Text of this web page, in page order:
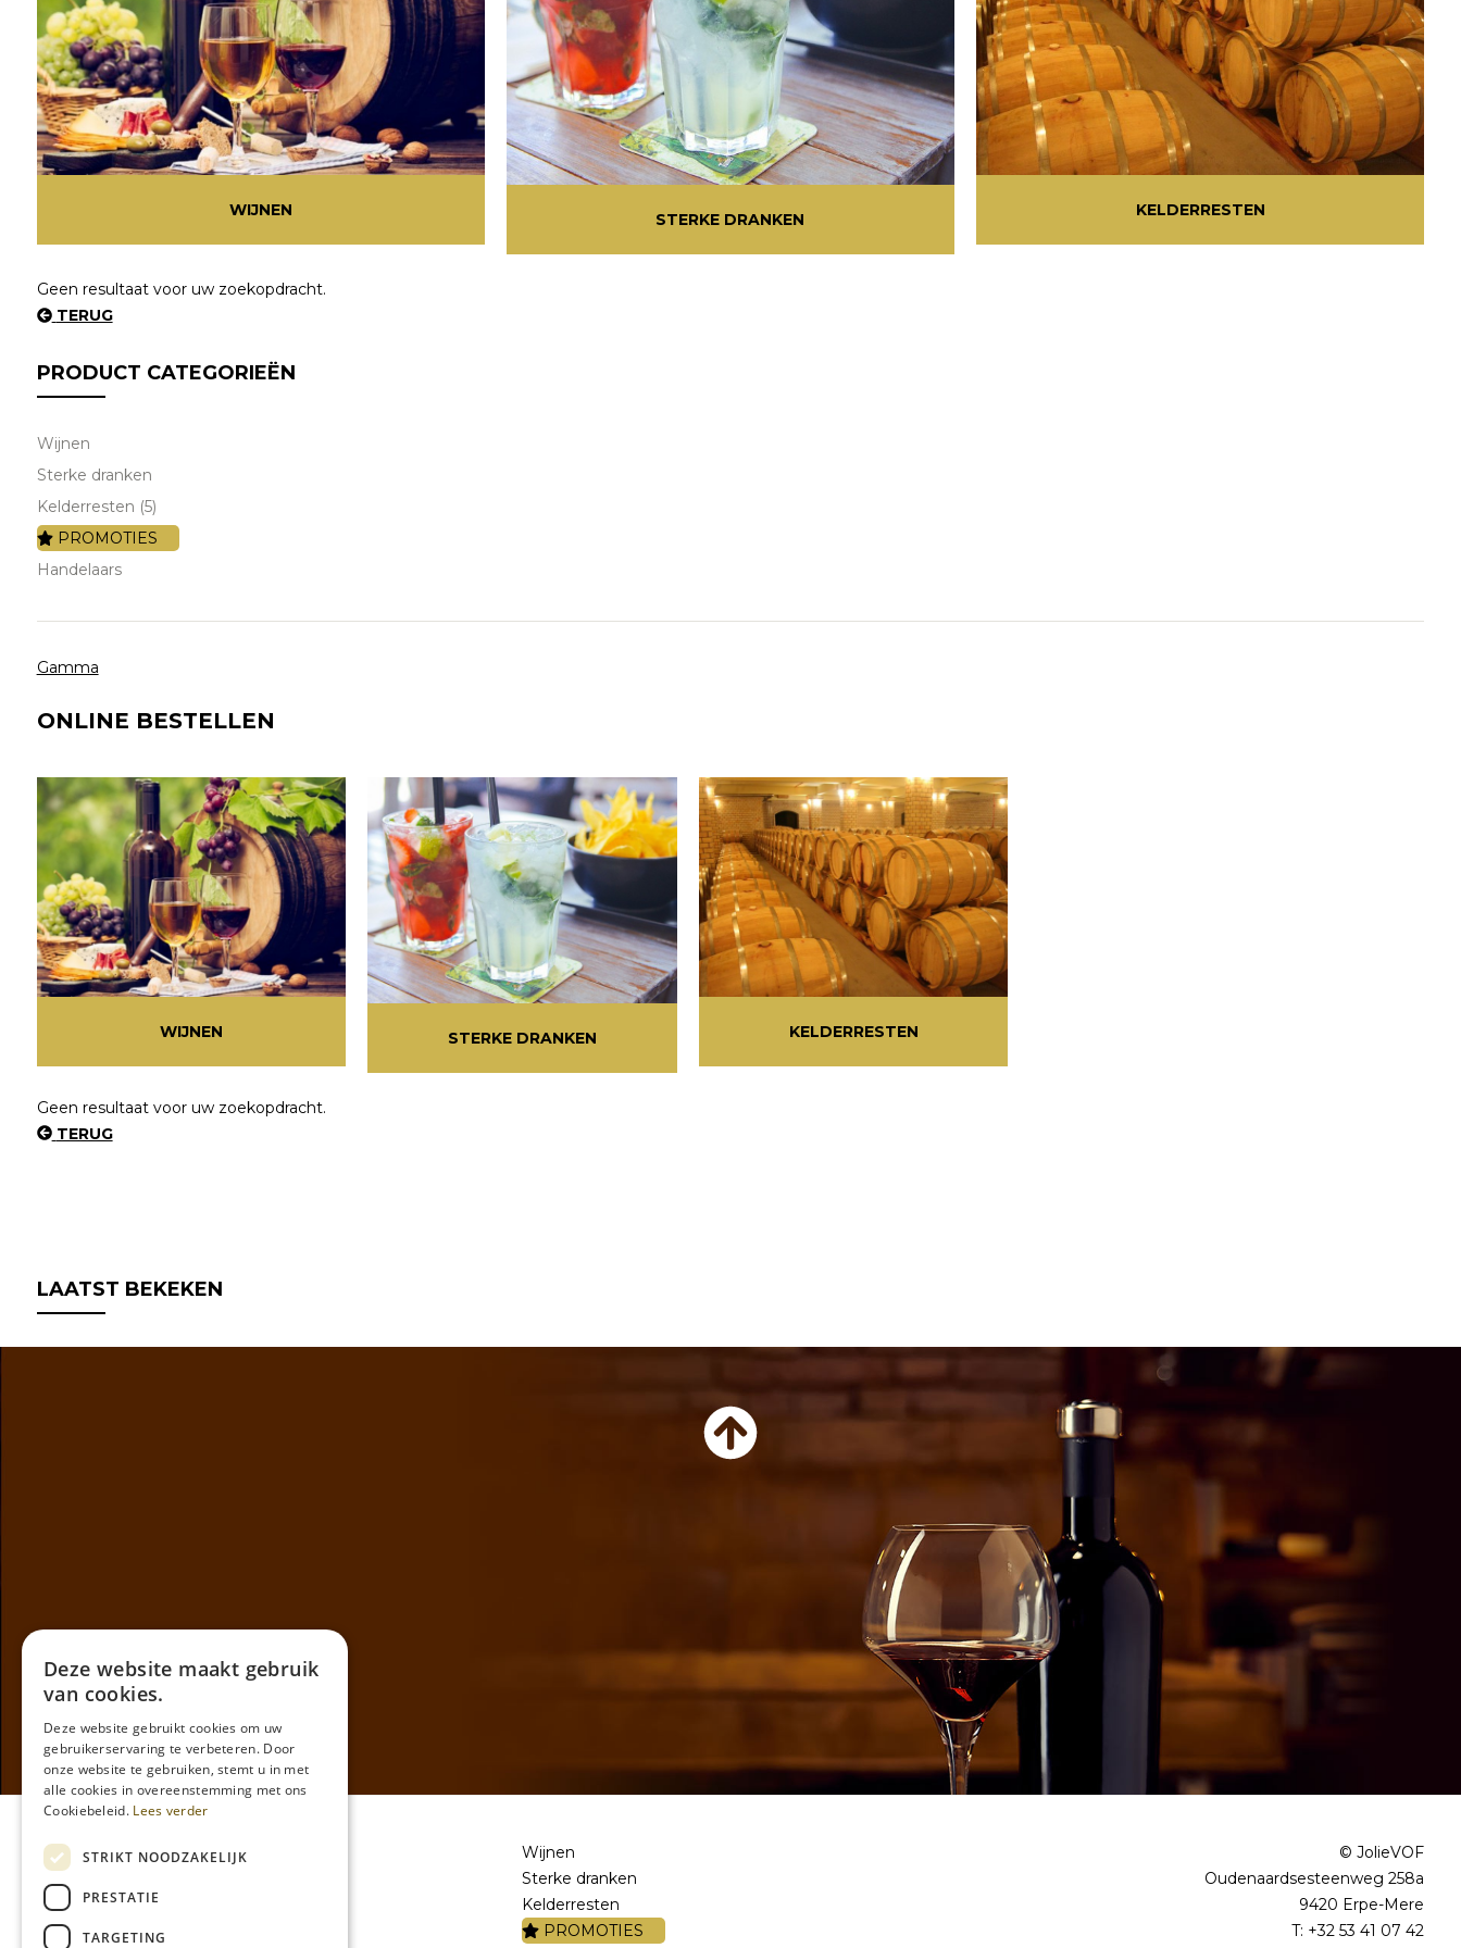
WIJNEN STERKE DRANKEN KELDERRESTEN
Geen resultaat voor uw zoekopdracht.
TERUG
PRODUCT CATEGORIEËN
Wijnen
Sterke dranken
Kelderresten (5)
PROMOTIES
Handelaars
Gamma
ONLINE BESTELLEN
WIJNEN STERKE DRANKEN KELDERRESTEN
Geen resultaat voor uw zoekopdracht.
TERUG
LAATST BEKEKEN
Algemene voorwaarden
Formulier voor Herroeping
Wijnen
Sterke dranken
Kelderresten
PROMOTIES
© JolieVOF
Oudenaardsesteenweg 258a
9420 Erpe-Mere
T: +32 53 41 07 42
Deze website maakt gebruik
van cookies.
Deze website gebruikt cookies om uw
gebruikerservaring te verbeteren. Door
onze website te gebruiken, stemt u in met
alle cookies in overeenstemming met ons
Cookiebeleid. Lees verder
STRIKT NOODZAKELIJK
PRESTATIE
TARGETING